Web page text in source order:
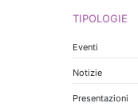
TIPOLOGIE
Eventi
Notizie
Presentazioni